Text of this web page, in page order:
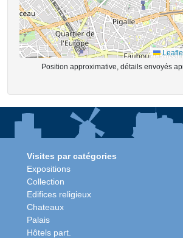
Position approximative, détails envoyés
Visites par catégories
Expositions
Collection
Edifices religieux
Chateaux
Palais
Hôtels part.